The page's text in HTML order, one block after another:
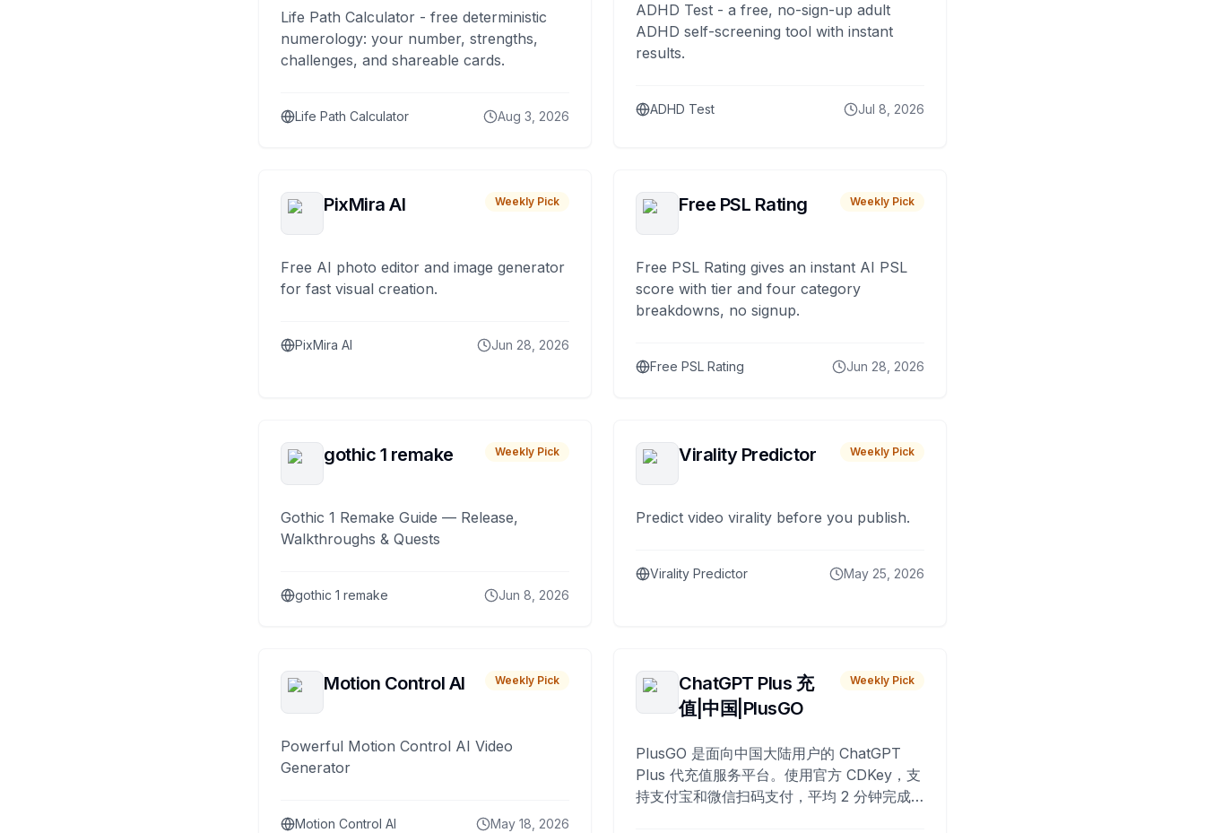
Life Path Calculator - free deterministic
numerology: your number, strengths,
challenges, and shareable cards.
Life Path Calculator Aug 3, 2026
ADHD Test - a free, no-sign-up adult
ADHD self-screening tool with instant
results.
ADHD Test Jul 8, 2026
PixMira AI Weekly Pick
Free AI photo editor and image generator
for fast visual creation.
PixMira AI Jun 28, 2026
Free PSL Rating Weekly Pick
Free PSL Rating gives an instant AI PSL
score with tier and four category
breakdowns, no signup.
Free PSL Rating Jun 28, 2026
gothic 1 remake Weekly Pick
Gothic 1 Remake Guide — Release,
Walkthroughs & Quests
gothic 1 remake Jun 8, 2026
Virality Predictor Weekly Pick
Predict video virality before you publish.
Virality Predictor May 25, 2026
Motion Control AI Weekly Pick
Powerful Motion Control AI Video
Generator
Motion Control AI May 18, 2026
ChatGPT Plus 充
值|中国|PlusGO
Weekly Pick
PlusGO 是面向中国大陆用户的 ChatGPT
Plus 代充值服务平台。使用官方 CDKey，支
持支付宝和微信扫码支付，平均 2 分钟完成